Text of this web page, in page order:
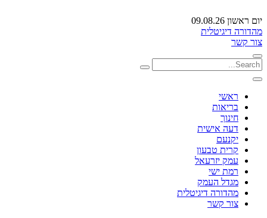
יום ראשון 09.08.26
מהדורה דיגיטלית
צור קשר
ראשי
בריאות
חינוך
דעה אישית
יקנעם
קרית טבעון
עמק יזרעאל
רמת ישי
מגדל העמק
מהדורה דיגיטלית
צור קשר